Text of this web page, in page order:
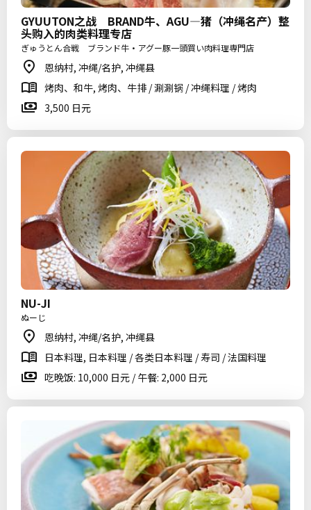
GYUUTON之战 BRAND牛、AGU—猪（冲绳名产）整
头购入的肉类料理专店
ぎゅうとん合戦 ブランド牛・アグー豚一頭買い肉料理専門店
恩纳村, 冲绳/名护, 冲绳县
烤肉、和牛, 烤肉、牛排 / 涮涮锅 / 冲绳料理 / 烤肉
3,500 日元
NU-JI
ぬーじ
恩纳村, 冲绳/名护, 冲绳县
日本料理, 日本料理 / 各类日本料理 / 寿司 / 法国料理
吃晚饭: 10,000 日元 / 午餐: 2,000 日元